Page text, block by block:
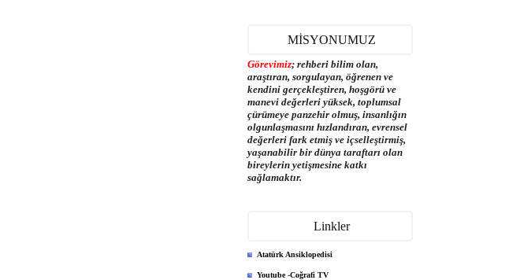
MİSYONUMUZ
Görevimiz; rehberi bilim olan,
araştıran, sorgulayan, öğrenen ve
kendini gerçekleştiren, hoşgörü ve
manevi değerleri yüksek, toplumsal
çürümeye panzehir olmuş, insanlığın
olgunlaşmasını hızlandıran, evrensel
değerleri fark etmiş ve içselleştirmiş,
yaşanabilir bir dünya taraftarı olan
bireylerin yetişmesine katkı
sağlamaktır.
Linkler
Atatürk Ansiklopedisi
Youtube -Coğrafi TV